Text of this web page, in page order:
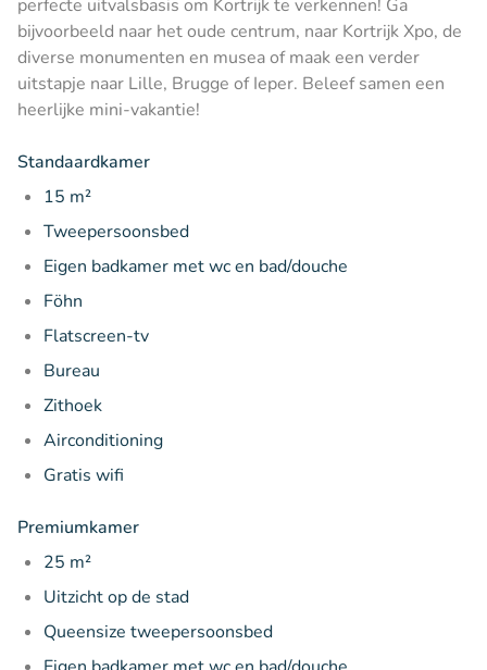
perfecte uitvalsbasis om Kortrijk te verkennen! Ga
bijvoorbeeld naar het oude centrum, naar Kortrijk Xpo, de
diverse monumenten en musea of maak een verder
uitstapje naar Lille, Brugge of Ieper. Beleef samen een
heerlijke mini-vakantie!
Standaardkamer
15 m²
Tweepersoonsbed
Eigen badkamer met wc en bad/douche
Föhn
Flatscreen-tv
Bureau
Zithoek
Airconditioning
Gratis wifi
Premiumkamer
25 m²
Uitzicht op de stad
Queensize tweepersoonsbed